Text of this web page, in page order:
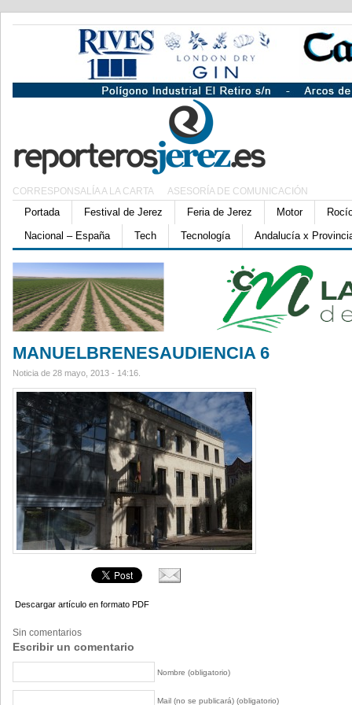
CORRESPONSALÍA A LA CARTA ASESORÍA DE COMUNICACIÓN
Portada Festival de Jerez Feria de Jerez Motor
Nacional – España
Tech Tecnología Andalucía x
MANUELBRENESAUDIENCIA 6
Noticia de 28 mayo, 2013 - 14:16.
Descargar artículo en formato PDF
Sin comentarios
Escribir un comentario
Nombre (obligatorio)
Mail (no se publicará) (obligatorio)